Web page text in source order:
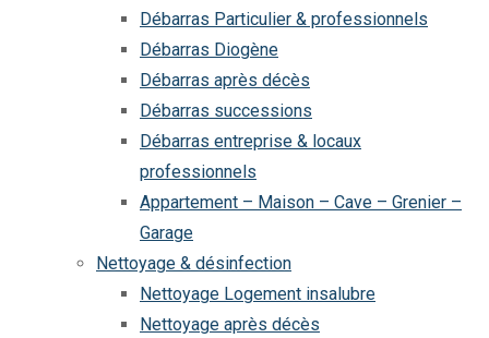
Débarras Particulier & professionnels
Débarras Diogène
Débarras après décès
Débarras successions
Débarras entreprise & locaux
professionnels
Appartement – Maison – Cave – Grenier –
Garage
Nettoyage & désinfection
Nettoyage Logement insalubre
Nettoyage après décès